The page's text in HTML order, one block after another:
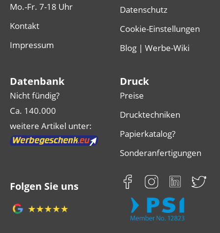
Mo.-Fr. 7-18 Uhr
Kontakt
Impressum
Datenschutz
Cookie-Einstellungen
Blog | Werbe-Wiki
Datenbank
Nicht fündig?
Ca. 140.000
weitere Artikel unter:
Druck
Preise
Drucktechniken
Papierkatalog?
Sonderanfertigungen
Folgen Sie uns